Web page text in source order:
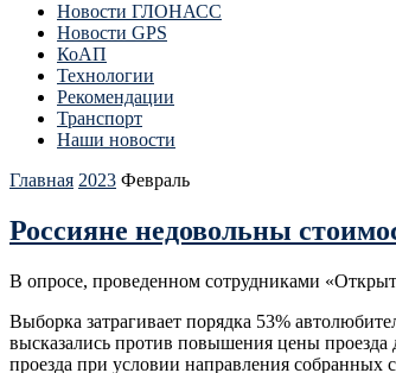
Новости ГЛОНАСС
Новости GPS
КоАП
Технологии
Рекомендации
Транспорт
Наши новости
Главная 2023 Февраль
Россияне недовольны
В опросе, проведенном сотрудниками
Выборка затрагивает порядка 53%
высказались против повышения цены
проезда при условии направления собранных